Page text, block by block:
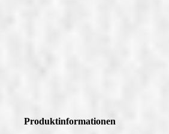
Produktinformationen